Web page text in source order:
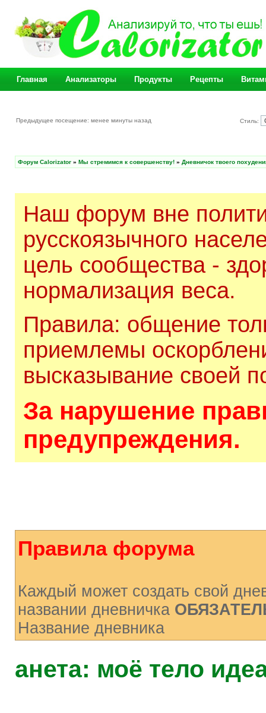
Главная Анализаторы Продукты Рецепты
Предыдущее посещение: менее минуты назад Стиль:
Форум Calorizator » Мы стремимся к совершенству! » Дневничок твоего
Наш форум вне
русскоязычного
цель сообщества -
нормализация веса.
Правила: общение
приемлемы
высказывание своей
За нарушение
предупреждения.
Правила форума
Каждый может создать свой
названии дневничка
Название дневника
анета: моё тело